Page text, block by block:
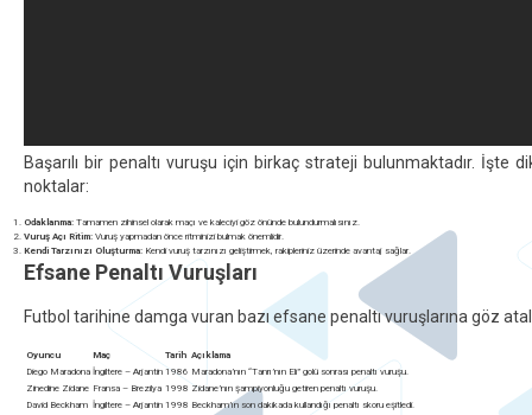
Başarılı bir penaltı vuruşu için birkaç strateji bulunmaktadır. İşte
noktalar:
Odaklanma: Tamamen zihinsel olarak maçı ve kaleciyi göz önünde bulundurmalısınız.
Vuruş Açı Ritim: Vuruş yapmadan önce ritminizi bulmak önemlidir.
Kendi Tarzınızı Oluşturma: Kendi vuruş tarzınızı geliştirmek, rakipleriniz üzerinde avantaj sağlar.
Efsane Penaltı Vuruşları
Futbol tarihine damga vuran bazı efsane penaltı vuruşlarına göz
Oyuncu Maç Tarih Açıklama
Diego Maradona İngiltere – Arjantin 1986 Maradona’nın “Tanrı’nın Eli” golü sonrası penaltı vuruşu.
Zinedine Zidane Fransa – Brezilya 1998 Zidane’nın şampiyonluğu getiren penaltı vuruşu.
David Beckham İngiltere – Arjantin 1998 Beckham’ın son dakikada kullandığı penaltı skoru eşitledi.